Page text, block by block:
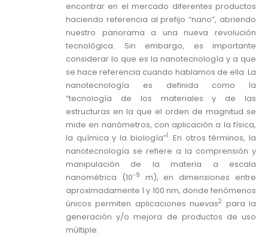
encontrar en el mercado diferentes productos
haciendo referencia al prefijo “nano”, abriendo
nuestro panorama a una nueva revolución
tecnológica. Sin embargo, es importante
considerar lo que es la nanotecnología y a que
se hace referencia cuando hablamos de ella. La
nanotecnología es definida como la
“tecnología de los materiales y de las
estructuras en la que el orden de magnitud se
mide en nanómetros, con aplicación a la física,
la química y la biología”1 . En otros términos, la
nanotecnología se refiere a la comprensión y
manipulación de la materia a escala
nanométrica (10-9
m), en dimensiones entre
aproximadamente 1 y 100 nm, donde fenómenos
únicos permiten aplicaciones nuevas2
para la
generación y/o mejora de productos de uso
múltiple.